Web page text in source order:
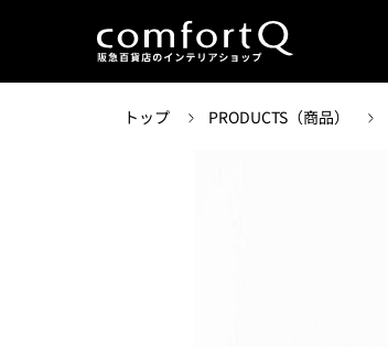
トップ PRODUCTS（商品）